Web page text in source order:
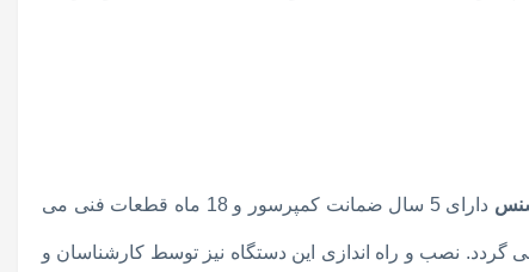
دارای 5 سال ضمانت کمپرسور و 18 ماه قطعات فنی می
نصب و راه اندازی این دستگاه نیز توسط کارشناسان و